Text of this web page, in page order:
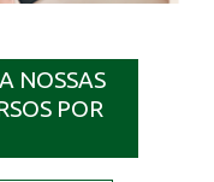
NOSSAS
POR